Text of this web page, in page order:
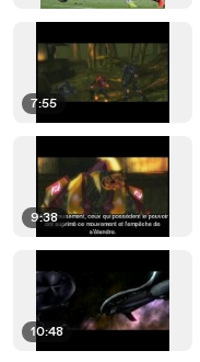
7:55
9:38
10:48